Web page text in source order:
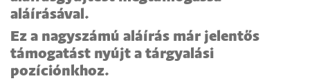
aláírásával.
Ez a nagyszámú aláírás már jelentős
támogatást nyújt a tárgyalási
pozíciónkhoz.